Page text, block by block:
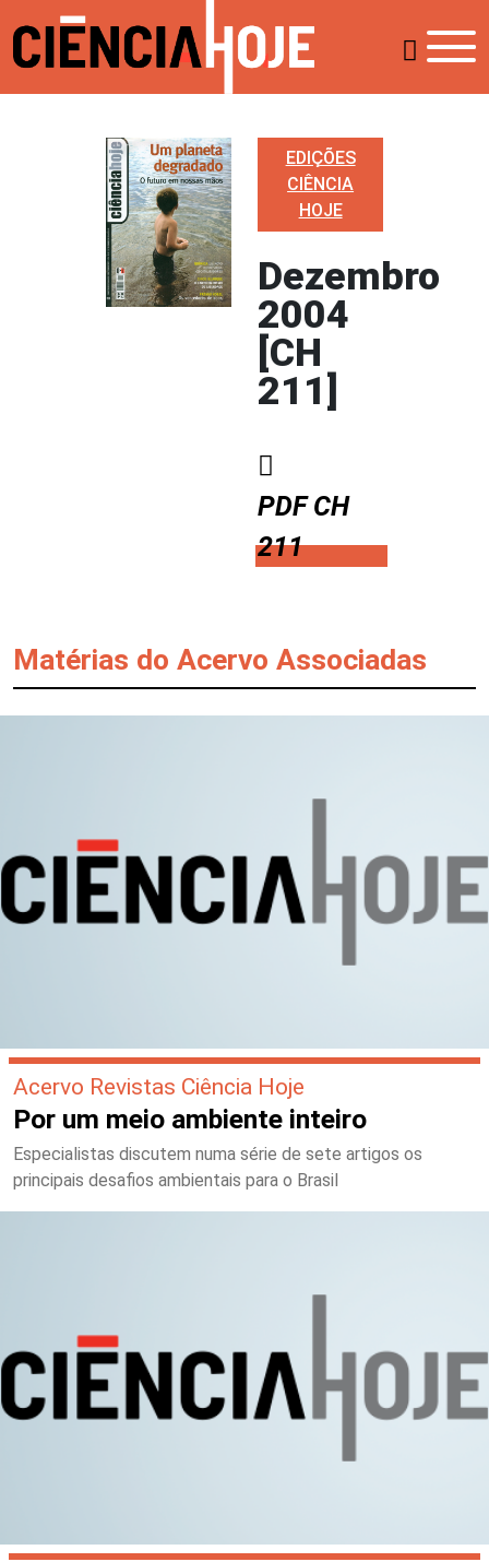
EDIÇÕES
CIÊNCIA
HOJE
Dezembro
2004
[CH
211]
PDF CH
211
Matérias do Acervo Associadas
Acervo Revistas Ciência Hoje
Por um meio ambiente inteiro
Especialistas discutem numa série de sete artigos os
principais desafios ambientais para o Brasil